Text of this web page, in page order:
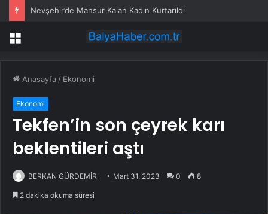
Nevşehir’de Mahsur Kalan Kadın Kurtarıldı
Menü
Anasayfa / Ekonomi
Ekonomi
Tekfen’in son çeyrek karı
beklentileri aştı
BERKAN GÜRDEMİR Mart 31, 2023 0 8
2 dakika okuma süresi